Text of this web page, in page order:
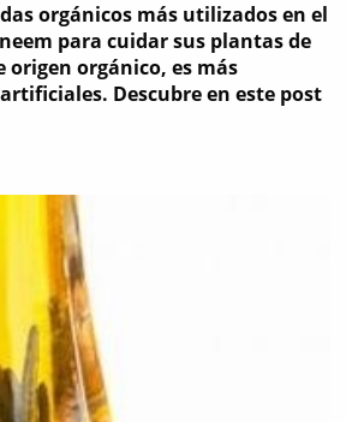
orgánicos más utilizados en el
para cuidar sus plantas de
origen orgánico, es más
Descubre en este post